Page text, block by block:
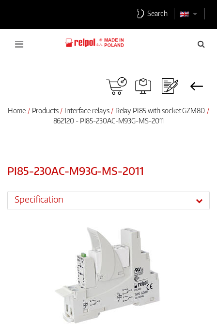
Search
Home Products Interface relays
Relay PI85 with socket GZM80
862120 - PI85-230AC-M93G-MS-2011
PI85-230AC-M93G-MS-2011
Specification